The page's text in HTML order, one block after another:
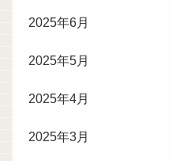
2025年6月
2025年5月
2025年4月
2025年3月